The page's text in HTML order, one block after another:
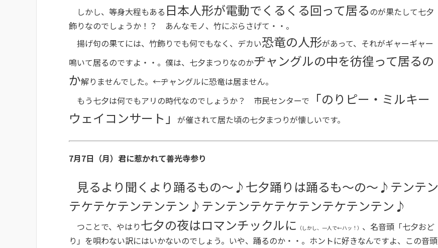
しかし、等身大程もある 日本人形が電動でくるくる回って居る のが果たして七夕
飾りなのでしょうか！？ あんなモノ、竹にぶらさげて・・。
揚げ句の果てには、竹飾りでも何でもなく、デカい恐竜の人形があって、それがギャーギャー
鳴いて居るのですよ・・。僕は、七夕まつりなのかヂャングルの中を彷徨って居るの
か解りませんでした。←ヂャングルに恐竜は居ません。
もう七夕は何でもアリの時代なのでしょうか？ 市民センターで
「のりピー・ミルキー
ウェイコンサート」
が催されて居た頃の七夕まつりが懐しいです。
7月7日（月）君に惹かれて善光寺参り
見るより聞くより踊るもの〜♪七夕踊りは踊るも〜の〜♪テンテン
テケテケテンテンテン♪テンテンテケテケテンテケテンテン♪
つことで、やはり七夕の夜はロマンチックルに （しかし、一人で←ハッ！） 、名音頭「七夕おど
り」を唄わない訳にはいかないのでしょう。いや、踊るのか・・。ホントに好きなんですよ、この音頭